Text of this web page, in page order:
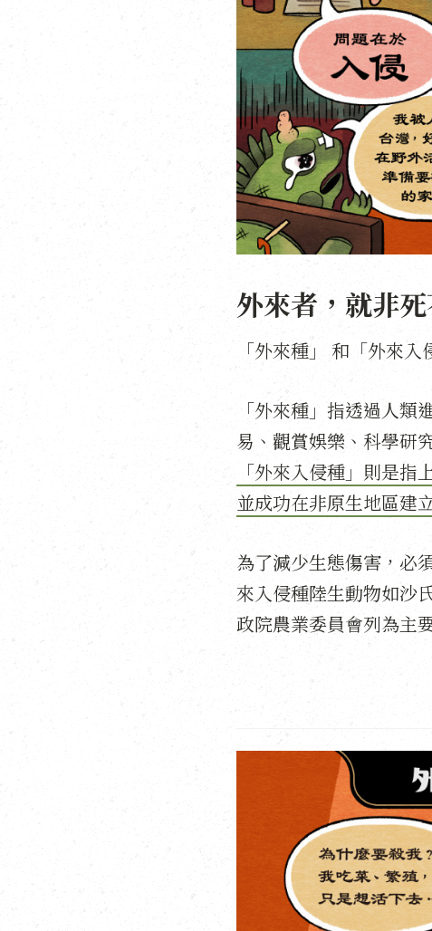
外來者，就非死
「外來種」 和「外來
「外來種」指透過人
易、觀賞娛樂、科學研
「外來入侵種」則是
並成功在非原生地區建
為了減少生態傷害，必
來入侵種陸生動物如沙
政院農業委員會列為主